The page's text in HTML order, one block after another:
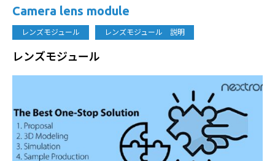
Camera lens module
レンズモジュール レンズモジュール 説明
レンズモジュール